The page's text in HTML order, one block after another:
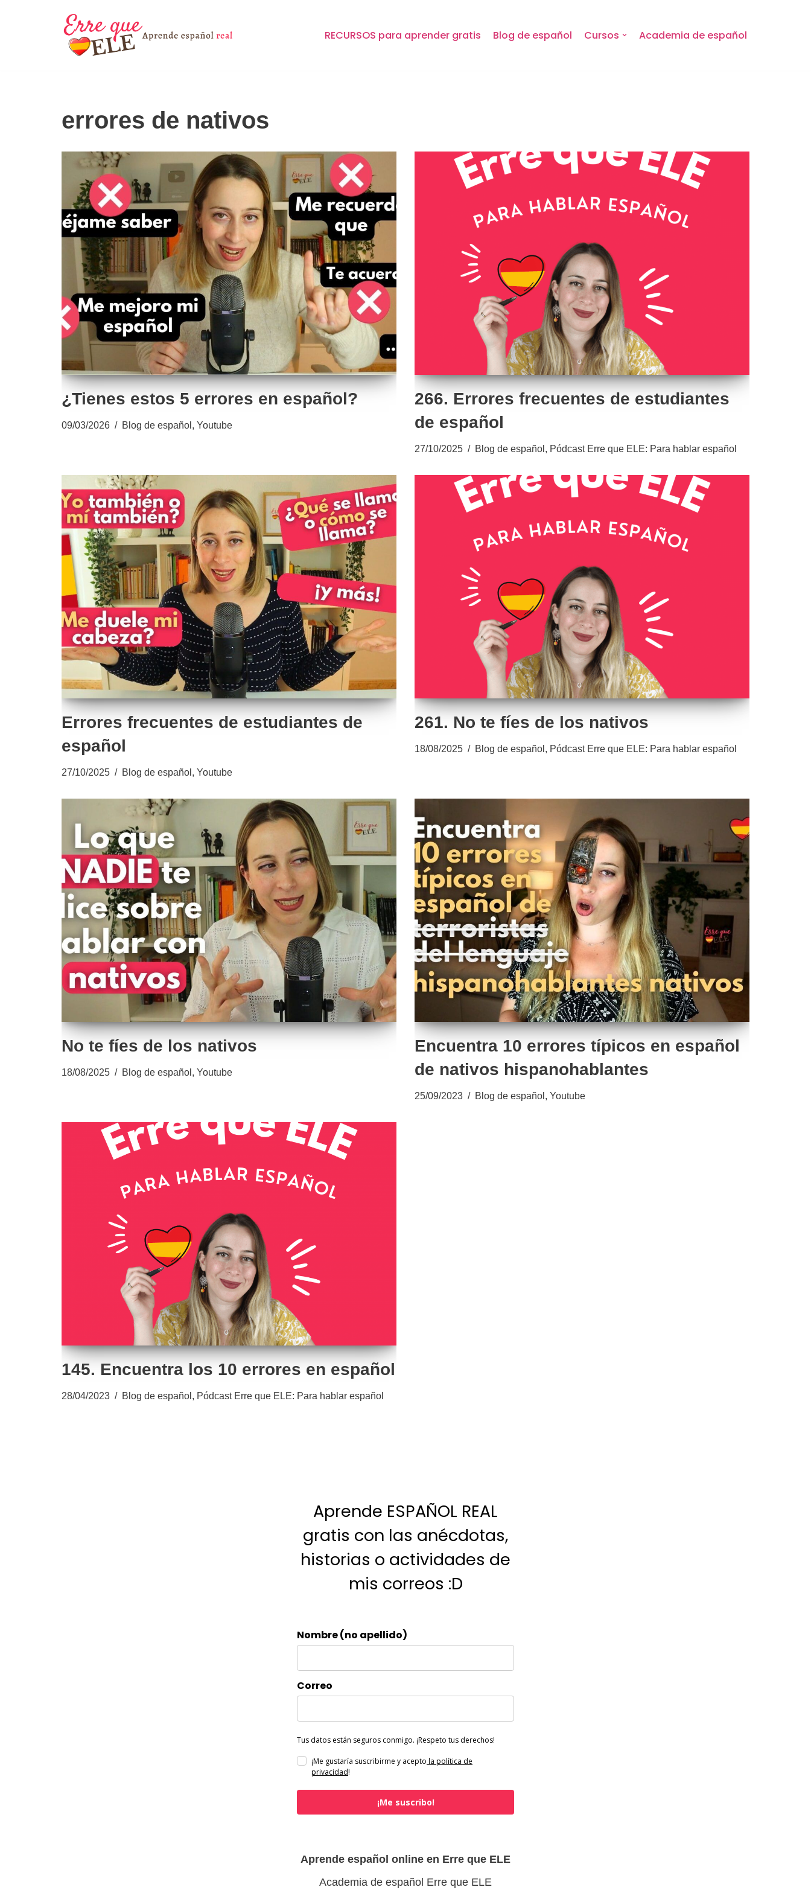
RECURSOS para aprender gratis Blog de español Cursos Academia de español
errores de nativos
¿Tienes estos 5 errores en español?
09/03/2026 Blog de español Youtube
266. Errores frecuentes de estudiantes
de español
27/10/2025 Blog de español Pódcast Erre que ELE: Para hablar español
Errores frecuentes de estudiantes de
español
27/10/2025 Blog de español Youtube
261. No te fíes de los nativos
18/08/2025 Blog de español Pódcast Erre que ELE: Para hablar español
No te fíes de los nativos
18/08/2025 Blog de español Youtube
Encuentra 10 errores típicos en español
de nativos hispanohablantes
25/09/2023 Blog de español Youtube
145. Encuentra los 10 errores en español
28/04/2023 Blog de español Pódcast Erre que ELE: Para hablar español
Aprende ESPAÑOL REAL
gratis con las anécdotas,
historias o actividades de
mis correos :D
Nombre (no apellido)
Correo
Tus datos están seguros conmigo. ¡Respeto tus derechos!
¡Me gustaría suscribirme y acepto la política de
privacidad!
¡Me suscribo!
Aprende español online en Erre que ELE
Academia de español Erre que ELE